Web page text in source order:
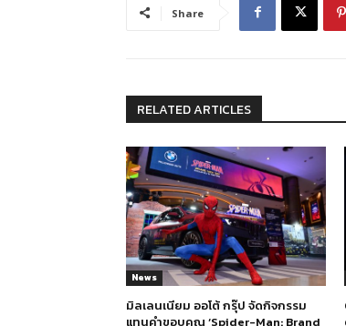
Share
RELATED ARTICLES
News
มิลเลนเนียม ออโต้ กรุ๊ป จัดกิจกรรม
แทนคำขอบคุณ ‘Spider-Man: Brand